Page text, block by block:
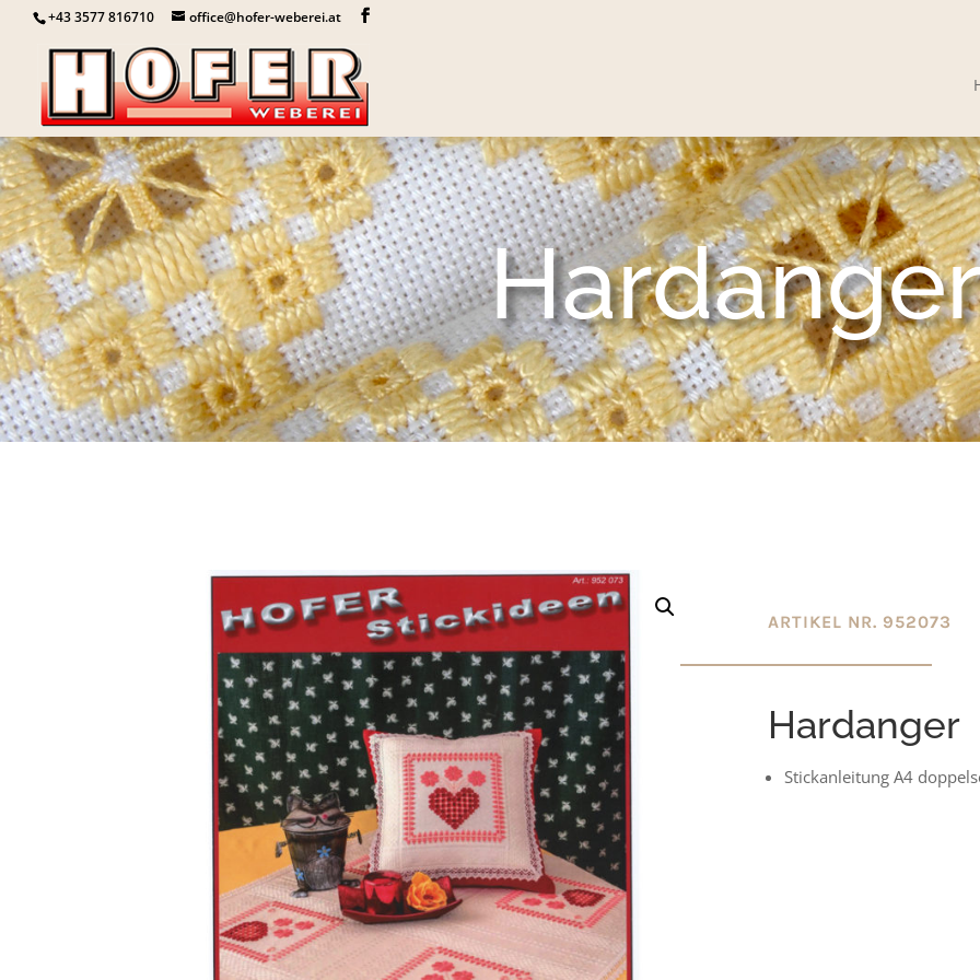
+43 3577 816710 office@hofer-weberei.at
ARTIKEL NR. 952073
Hardanger
Stickanleitung A4